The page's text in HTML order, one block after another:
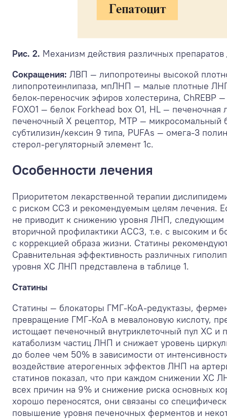
Рис. 2. Механизм действия различных
Сокращения: ЛВП — липопротеины высокой
липопротеинлипаза, мпЛНП — малые плотные
белок-переносчик эфиров холестерина,
FOXO1 — белок Forkhead box O1, HL —
печеночный X рецептор, MTP — микросомальный
субтилизин/кексин 9 типа, PUFAs — омега-3
стерол-регуляторный элемент 1c.
Особенности лечения
Приоритетом лекарственной терапии
с риском ССЗ и рекомендуемым целям лечения.
не приводит к снижению уровня ЛНП, следующим
вторичной профилактики АССЗ, т.е. с высоким и
с коррекцией образа жизни. Статины
Сравнительная эффективность различных
уровня ХС ЛНП представлена в таблице 1.
Статины
Статины — блокаторы ГМГ-КоА-редуктазы,
превращение ГМГ-КоА в мевалоновую кислоту,
истощает печеночный внутриклеточный пул ХС
катаболизм частиц ЛНП и снижает уровень
до более чем 50% в зависимости от
воздействие атерогенных эффектов ЛНП на
статинов показал, что при каждом снижении ХС
всех причин на 9% и снижение риска основных
хорошо переносятся, они связаны со
повышение уровня печеночных ферментов и